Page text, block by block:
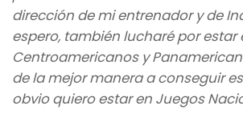
dirección de mi entrenador y de
espero, también lucharé por estar
Centroamericanos y
de la mejor manera a conseguir
obvio quiero estar en Juegos